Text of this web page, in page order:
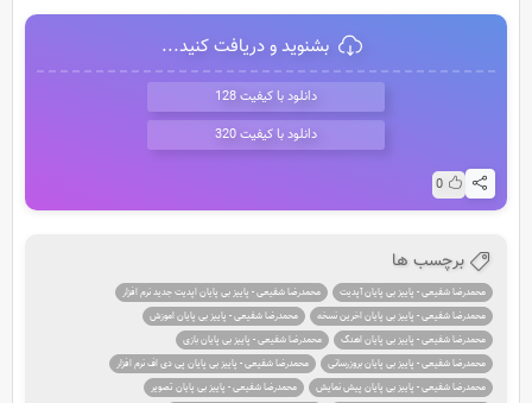
بشنوید و دریافت کنید...
دانلود با کیفیت 128
دانلود با کیفیت 320
0
برچسب ها
محمدرضا شفیعی - پاییز بی پایان آپدیت
محمدرضا شفیعی - پاییز بی پایان اپدیت جدید نرم افزار
محمدرضا شفیعی - پاییز بی پایان اخرین نسخه
محمدرضا شفیعی - پاییز بی پایان اموزش
محمدرضا شفیعی - پاییز بی پایان اهنگ
محمدرضا شفیعی - پاییز بی پایان بازی
محمدرضا شفیعی - پاییز بی پایان بروزرسانی
محمدرضا شفیعی - پاییز بی پایان پی دی اف نرم افزار
محمدرضا شفیعی - پاییز بی پایان پیش نمایش
محمدرضا شفیعی - پاییز بی پایان تصویر